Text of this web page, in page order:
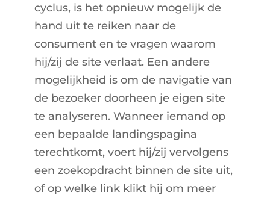
cyclus, is het opnieuw mogelijk de
hand uit te reiken naar de
consument en te vragen waarom
hij/zij de site verlaat. Een andere
mogelijkheid is om de navigatie van
de bezoeker doorheen je eigen site
te analyseren. Wanneer iemand op
een bepaalde landingspagina
terechtkomt, voert hij/zij vervolgens
een zoekopdracht binnen de site uit,
of op welke link klikt hij om meer